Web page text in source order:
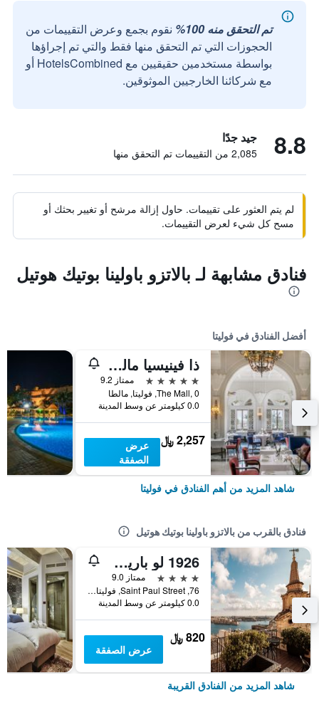
تم التحقق منه 100%
نقوم بجمع وعرض التقييمات من
الحجوزات التي تم التحقق منها فقط والتي تم إجراؤها
بواسطة مستخدمين حقيقيين مع HotelsCombined أو
مع شركائنا الخارجيين الموثوقين.
8.8 جيد جدًا
2,085 من التقييمات تم التحقق منها
لم يتم العثور على تقييمات. حاول إزالة مرشح أو تغيير بحثك أو
مسح كل شيء لعرض التقييمات.
فنادق مشابهة لـ بالاتزو باولينا بوتيك هوتيل
أفضل الفنادق في فوليتا
ذا فينيسيا مالتا - ذا ليدينج هوتلز أوف ذا وورلد
5 نجوم
ممتاز 9.2
The Mall, 0, فوليتا, مالطا
0.0 كيلومتر عن وسط المدينة
2,257 ﷼
عرض
الصفقة
شاهد المزيد من أهم الفنادق في فوليتا
فنادق بالقرب من بالاتزو باولينا بوتيك هوتيل
1926 لو باريسوت بوتيك سويتس
4 نجوم
ممتاز 9.0
76, Saint Paul Street, فوليتا, مالطا
0.0 كيلومتر عن وسط المدينة
820 ﷼
عرض الصفقة
شاهد المزيد من الفنادق القريبة